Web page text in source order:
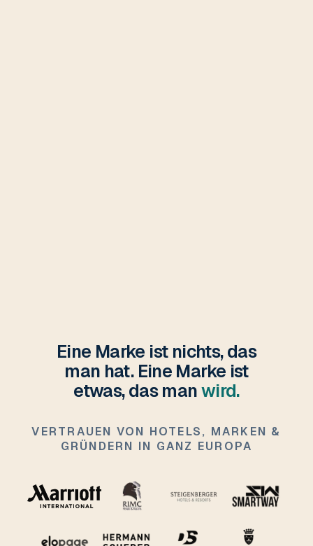
Eine Marke ist nichts, das
man hat. Eine Marke ist
etwas, das manwird.
VERTRAUEN VON HOTELS, MARKEN &
GRÜNDERN IN GANZ EUROPA